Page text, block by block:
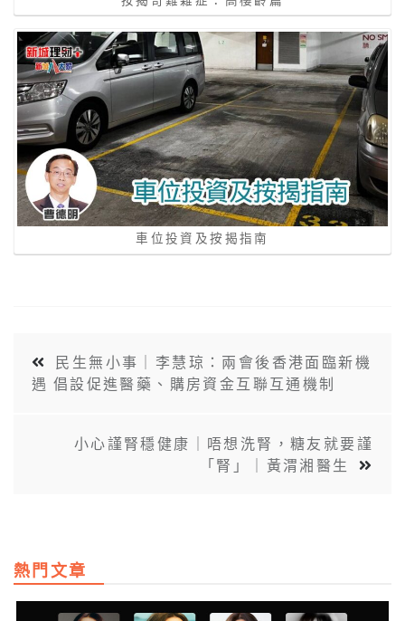
車位投資及按揭指南
民生無小事｜李慧琼：兩會後香港面臨新機
遇 倡設促進醫藥、購房資金互聯互通機制
小心謹腎穩健康｜唔想洗腎，糖友就要謹
「腎」｜黃渭湘醫生
熱門文章